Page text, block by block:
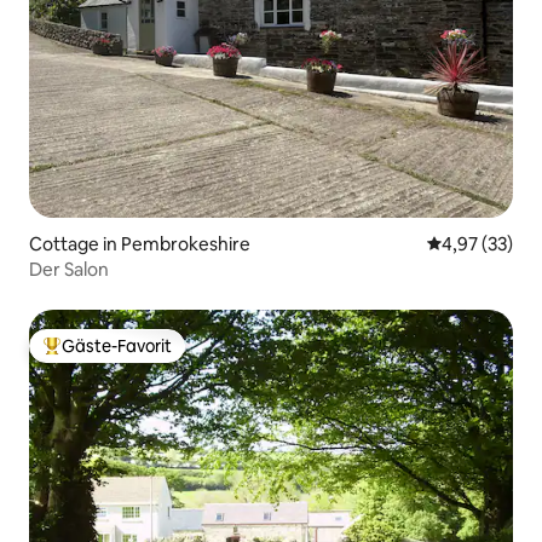
Cottage in Pembrokeshire
4,97 (33)
Der Salon
Beliebter Gäste-Favorit.
Gäste-Favorit